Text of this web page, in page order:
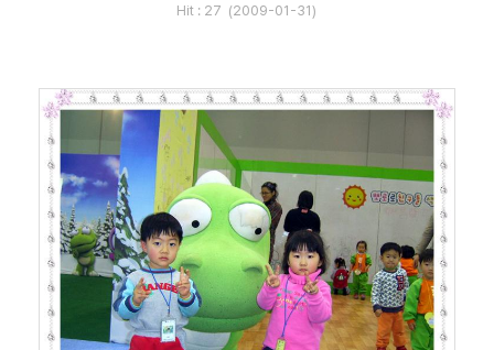
Hit : 27 (2009-01-31)